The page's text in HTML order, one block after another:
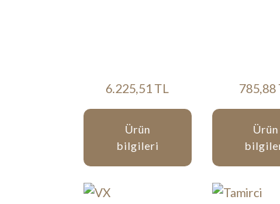
6.225,51 TL
Ürün
bilgileri
785,88
Ürün